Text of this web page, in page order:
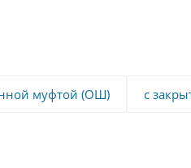
муфтой (ОШ) с